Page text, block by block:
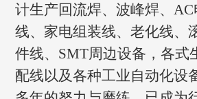
计生产回流焊、波峰焊、
线、家电组装线、老化线、
件线、SMT周边设备，各式
配线以及各种工业自动化设